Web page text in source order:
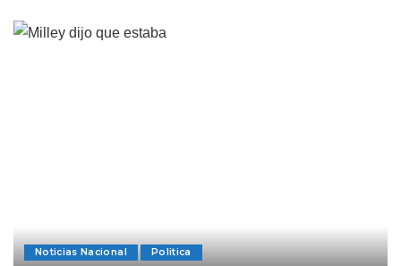
Noticias Nacional Politica